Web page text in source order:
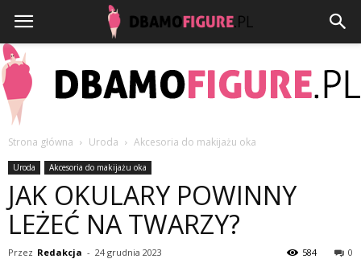
Strona główna Uroda Akcesoria do makijażu oka
Uroda Akcesoria do makijażu oka
JAK OKULARY POWINNY
LEŻEĆ NA TWARZY?
Przez Redakcja - 24 grudnia 2023 0
584